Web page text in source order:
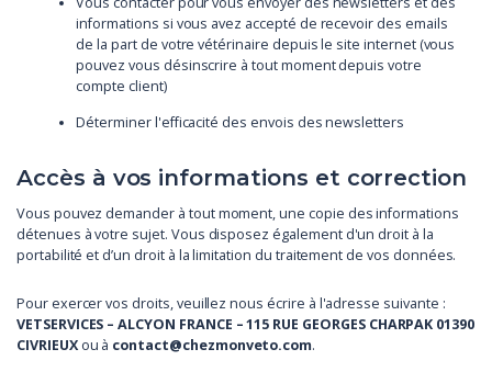
informations si vous avez accepté de recevoir des emails
de la part de votre vétérinaire depuis le site internet (vous
pouvez vous désinscrire à tout moment depuis votre
compte client)
Déterminer l'efficacité des envois des newsletters
Accès à vos informations et correction
Vous pouvez demander à tout moment, une copie des informations
détenues à votre sujet. Vous disposez également d'un droit à la
portabilité et d’un droit à la limitation du traitement de vos données.
Pour exercer vos droits, veuillez nous écrire à l'adresse suivante :
VETSERVICES – ALCYON FRANCE – 115 RUE GEORGES CHARPAK 01390
CIVRIEUXou à contact@chezmonveto.com.